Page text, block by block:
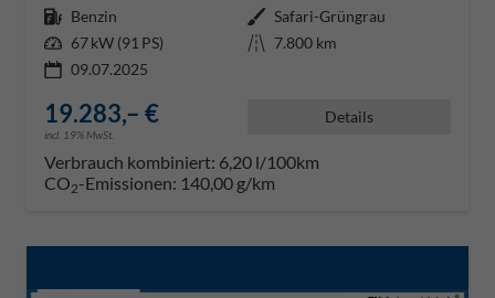
Kraftstoff Benzin Außenfarbe Safari-Grüngrau
Leistung 67 kW (91 PS) Kilometerstand 7.800 km
09.07.2025
19.283,– €
incl. 19% MwSt.
Details
Verbrauch kombiniert: 6,20 l/100km
CO2-Emissionen: 140,00 g/km